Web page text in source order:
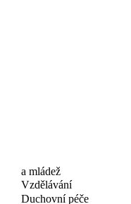
a mládež
Vzdělávání
Duchovní péče